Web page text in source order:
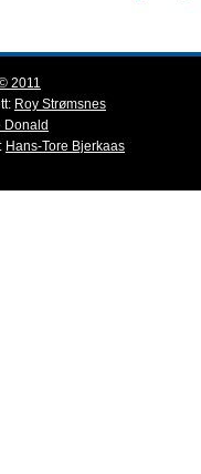
2011
Roy Strømsnes
Donald
Hans-Tore Bjerkaas